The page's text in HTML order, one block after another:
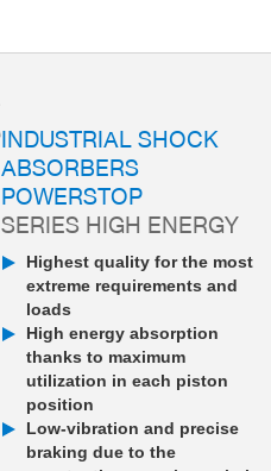
INDUSTRIAL SHOCK
ABSORBERS
POWERSTOP
SERIES HIGH ENERGY
Highest quality for the most
extreme requirements and
loads
High energy absorption
thanks to maximum
utilization in each piston
position
Low-vibration and precise
braking due to the